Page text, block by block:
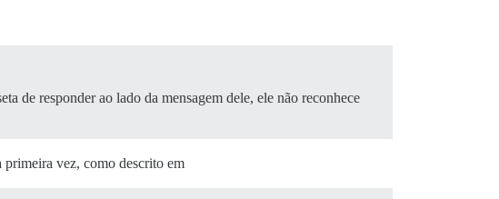
de responder ao lado da mensagem dele, ele não reconhece
vez, como descrito em